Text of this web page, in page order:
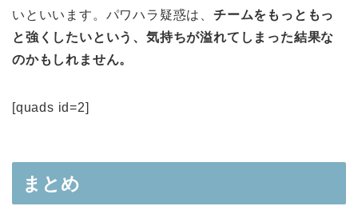
いといいます。パワハラ疑惑は、 チームをもっともっ
と強くしたいという、気持ちが溢れてしまった結果な
のかもしれません。
[quads id=2]
まとめ